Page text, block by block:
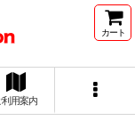
カート
利用案内